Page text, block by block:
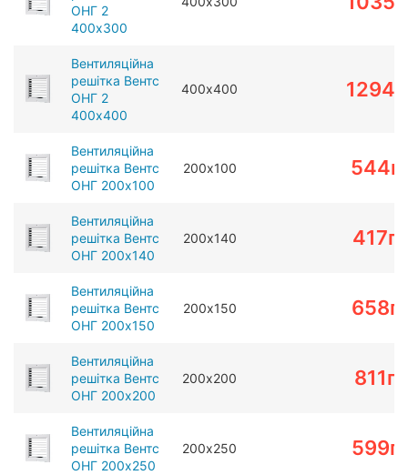
ОНГ 2
400х300
Вентиляційна
решітка Вентс
ОНГ 2
400х400
400х400 1294
Вентиляційна
решітка Вентс
ОНГ 200х100
200х100 544
Вентиляційна
решітка Вентс
ОНГ 200х140
200х140 417
Вентиляційна
решітка Вентс
ОНГ 200х150
200х150 658
Вентиляційна
решітка Вентс
ОНГ 200х200
200х200 811
Вентиляційна
решітка Вентс
ОНГ 200х250
200х250 599